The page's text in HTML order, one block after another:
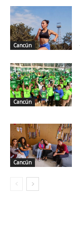
Cancún
Cancún
Cancún